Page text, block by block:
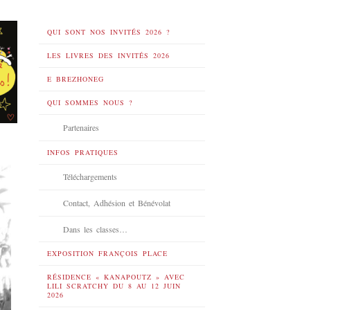
QUI SONT NOS INVITÉS 2026 ?
LES LIVRES DES INVITÉS 2026
E BREZHONEG
QUI SOMMES NOUS ?
Partenaires
INFOS PRATIQUES
Téléchargements
Contact, Adhésion et Bénévolat
Dans les classes…
EXPOSITION FRANÇOIS PLACE
RÉSIDENCE « KANAPOUTZ » AVEC
LILI SCRATCHY DU 8 AU 12 JUIN
2026